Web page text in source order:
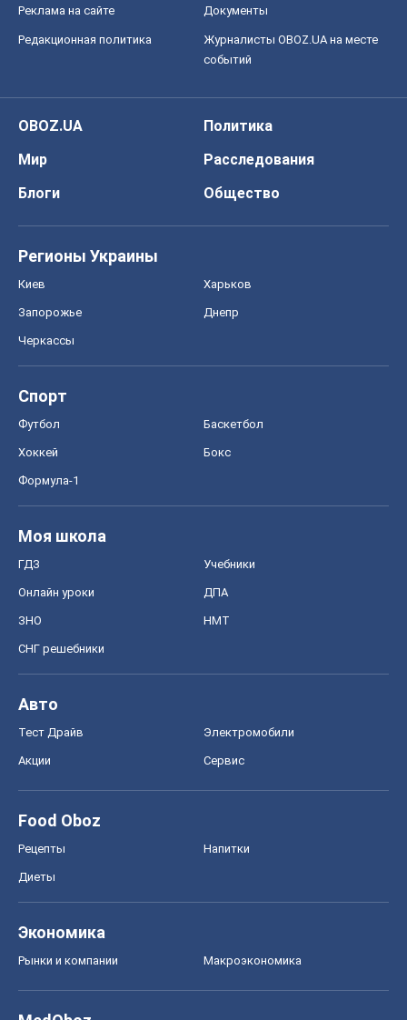
Реклама на сайте Документы
Редакционная политика
Журналисты OBOZ.UA на месте
событий
OBOZ.UA
Политика
Мир
Расследования
Блоги
Общество
Регионы Украины
Киев Харьков
Запорожье Днепр
Черкассы
Спорт
Футбол Баскетбол
Хоккей Бокс
Формула-1
Моя школа
ГДЗ Учебники
Онлайн уроки ДПА
ЗНО НМТ
СНГ решебники
Авто
Тест Драйв Электромобили
Акции Сервис
Food Oboz
Рецепты Напитки
Диеты
Экономика
Рынки и компании Mакроэкономика